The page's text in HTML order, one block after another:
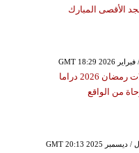
الأقصى المبارك
أقوى مسلسلات رمضان 2026 دراما
من الواقع